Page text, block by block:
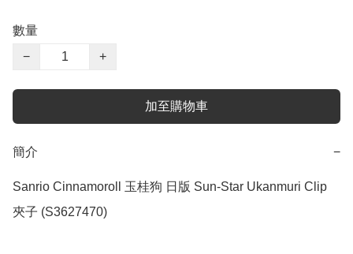
數量
−
+
加至購物車
簡介 −
Sanrio Cinnamoroll 玉桂狗 日版 Sun-Star Ukanmuri Clip
夾子 (S3627470)